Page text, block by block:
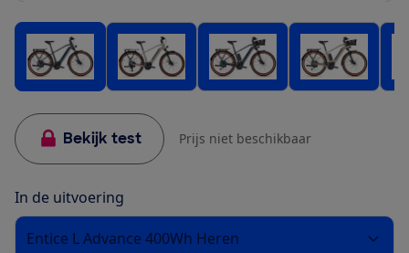
Bekijk test Prijs niet beschikbaar
In de uitvoering
Entice L Advance 400Wh Heren